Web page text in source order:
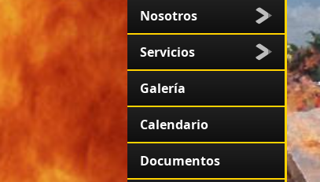
Nosotros
Servicios
Galería
Calendario
Documentos